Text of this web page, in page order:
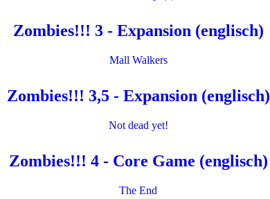
Zombies!!! 3 - Expansion (englisch)
Mall Walkers
Zombies!!! 3,5 - Expansion (englisch)
Not dead yet!
Zombies!!! 4 - Core Game (englisch)
The End